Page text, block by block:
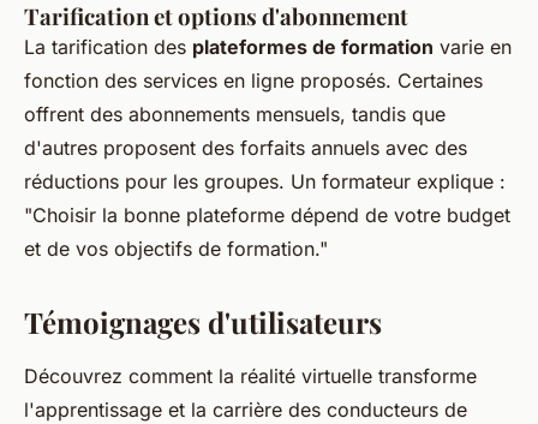
Tarification et options d'abonnement
La tarification des plateformes de formation varie en
fonction des services en ligne proposés. Certaines
offrent des abonnements mensuels, tandis que
d'autres proposent des forfaits annuels avec des
réductions pour les groupes. Un formateur explique :
"Choisir la bonne plateforme dépend de votre budget
et de vos objectifs de formation."
Témoignages d'utilisateurs
Découvrez comment la réalité virtuelle transforme
l'apprentissage et la carrière des conducteurs de